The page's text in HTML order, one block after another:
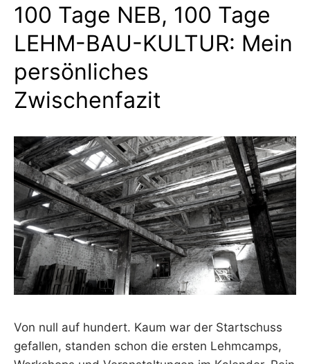
100 Tage NEB, 100 Tage
LEHM-BAU-KULTUR: Mein
persönliches
Zwischenfazit
Von null auf hundert. Kaum war der Startschuss
gefallen, standen schon die ersten Lehmcamps,